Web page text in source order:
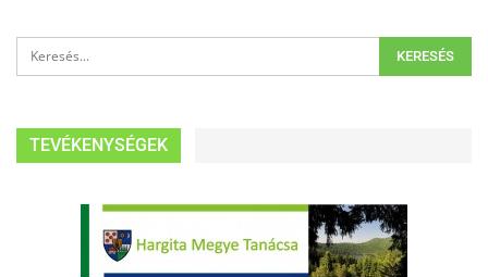
TEVÉKENYSÉGEK